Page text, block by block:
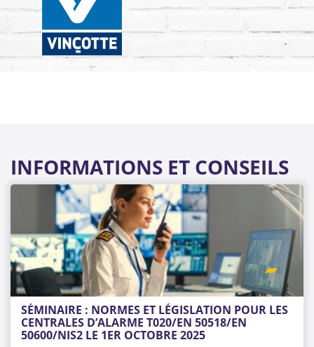
INFORMATIONS ET CONSEILS
SÉMINAIRE : NORMES ET LÉGISLATION POUR LES
CENTRALES D’ALARME T020/EN 50518/EN
50600/NIS2 LE 1ER OCTOBRE 2025